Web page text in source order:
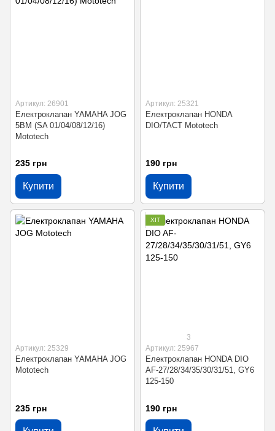
Артикул: 26901
Електроклапан YAMAHA JOG
5BM (SA 01/04/08/12/16)
Mototech
235 грн
Купити
Артикул: 25321
Електроклапан HONDA
DIO/TACT Mototech
190 грн
Купити
Артикул: 25329
Електроклапан YAMAHA JOG
Mototech
235 грн
ХІТ
3
Артикул: 25967
Електроклапан HONDA DIO
AF-27/28/34/35/30/31/51, GY6
125-150
190 грн